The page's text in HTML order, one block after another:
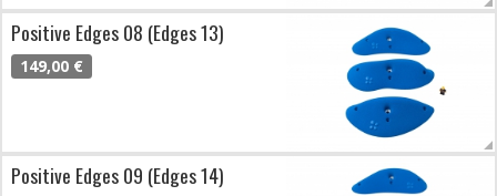
Positive Edges 08 (Edges 13)
149,00 €
Positive Edges 09 (Edges 14)